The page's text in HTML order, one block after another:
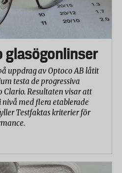
Till exempel bedömdes
om kontakten mellan
bryts, vara en
viktig om
med batterier, som kan
hur lätta babylarmen är att
är att sätta i byta och ladda
att barnenheten
glasögonlinser
uppdrag av Optoco AB låtit
testa de progressiva
Clario. Resultaten visar att
med flera etablerade
Testfaktas kriterier för